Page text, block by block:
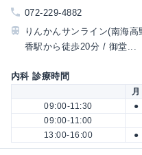
072-229-4882
りんかんサンライン(南海
香駅から徒歩20分 / 御堂...
内科 診療時間
月
09:00-11:30
●
09:00-11:00
13:00-16:00
●